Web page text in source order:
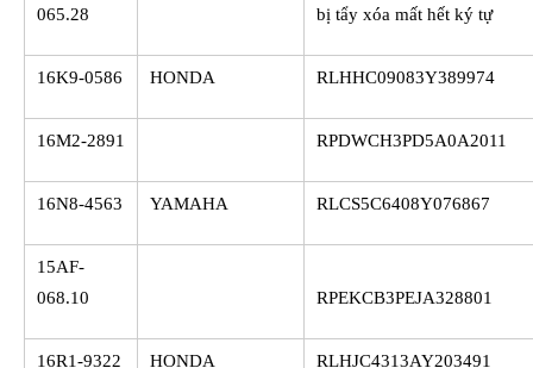
065.28
bị tẩy xóa mất hết ký tự
16K9-0586 HONDA RLHHC09083Y389974
16M2-2891 RPDWCH3PD5A0A2011
16N8-4563 YAMAHA RLCS5C6408Y076867
15AF-
068.10
RPEKCB3PEJA328801
16R1-9322 HONDA RLHJC4313AY203491